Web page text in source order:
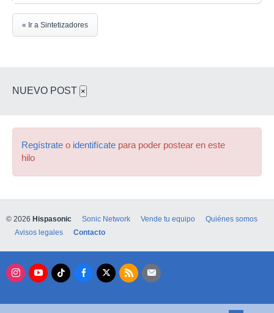
« Ir a Sintetizadores
NUEVO POST ×
Regístrate o identifícate para poder postear en este
hilo
© 2026 Hispasonic Sonic Network Vende tu equipo
Quiénes somos
Avisos legales
Contacto